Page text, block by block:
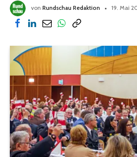
von Rundschau Redaktion 19. Mai